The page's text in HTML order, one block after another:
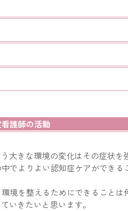
護師の活動
きな環境の変化はその症状を
でよりよい認知症ケアができ
境を整えるためにできること
いきたいと思います。